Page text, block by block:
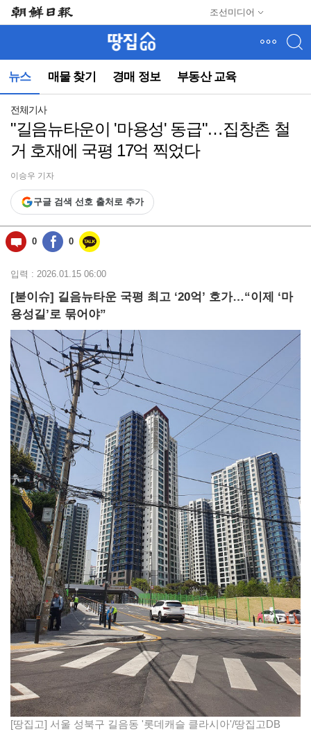
조선미디어
뉴스 매물 찾기 경매 정보 부동산 교육
뉴
(컨
동)
전체기사
"길음뉴타운이 '마용성' 동급"…집창촌 철
거 호재에 국평 17억 찍었다
이승우 기자
구글 검색 선호 출처로 추가
0 0
입력 : 2026.01.15 06:00
[붇이슈] 길음뉴타운 국평 최고 ‘20억’ 호가…“이제 ‘마
용성길’로 묶어야”
[땅집고] 서울 성북구 길음동 '롯데캐슬 클라시아'/땅집고DB